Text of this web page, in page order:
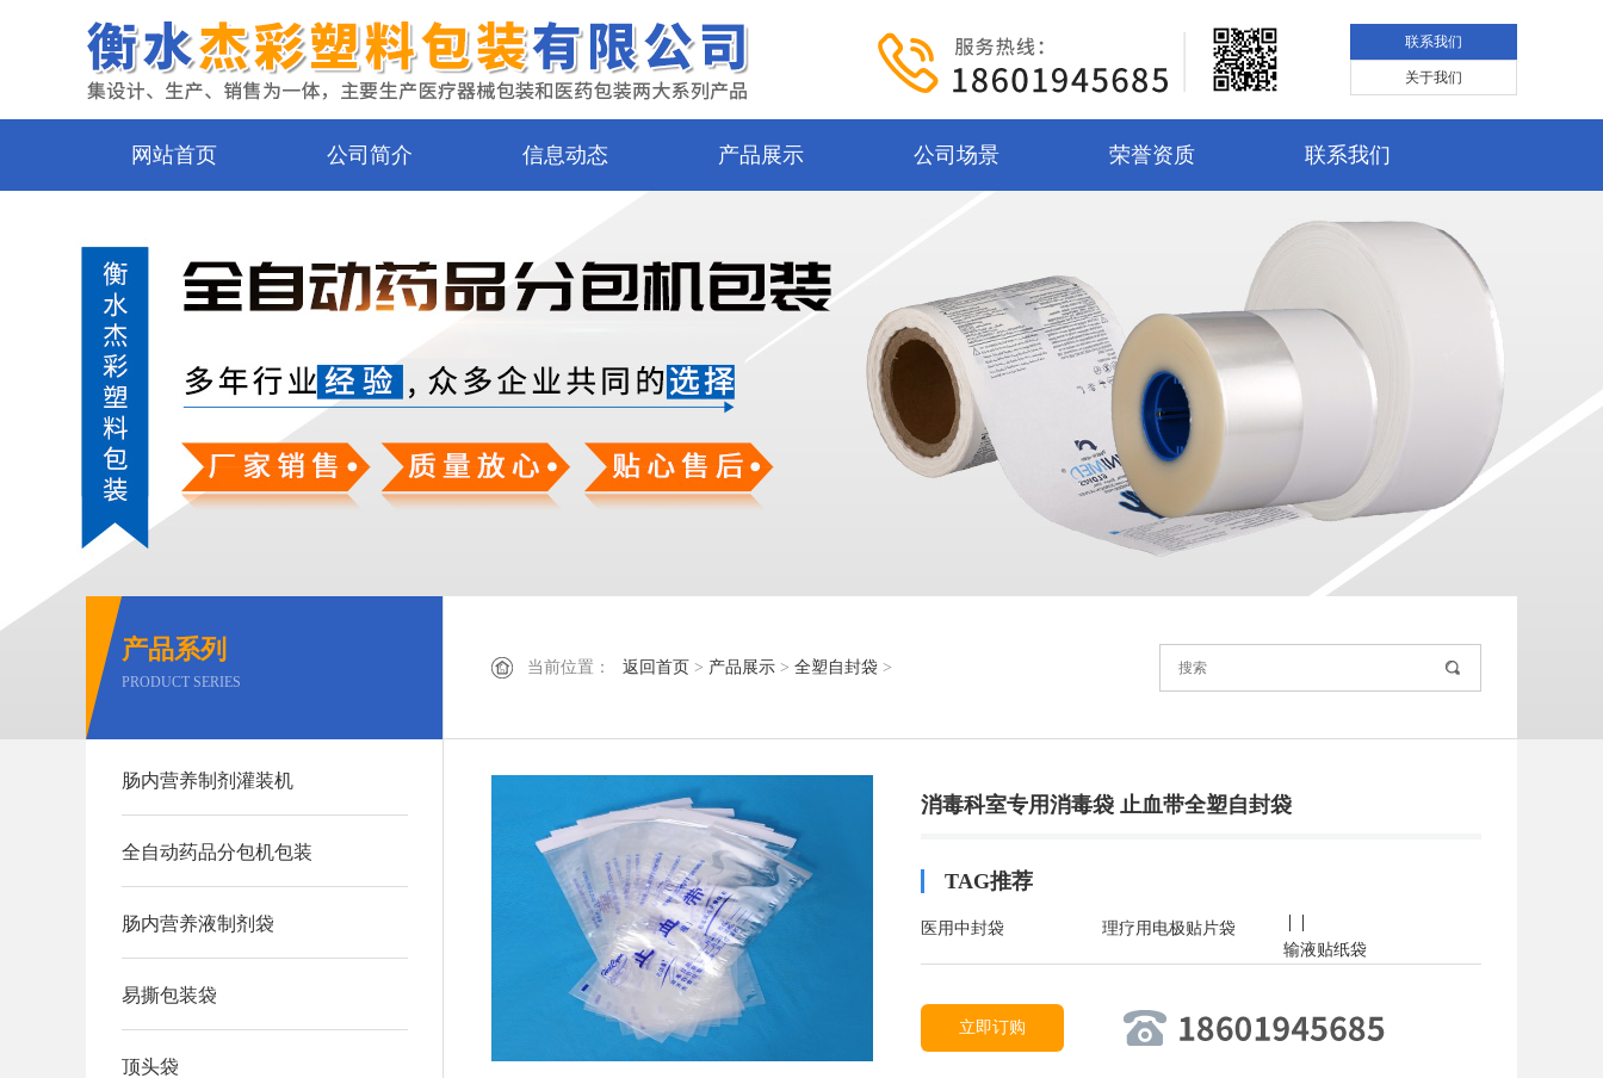
联系我们
关于我们
网站首页 公司简介 信息动态 产品展示 公司场景 荣誉资质 联系我们
产品系列
PRODUCT SERIES
肠内营养制剂灌装机
全自动药品分包机包装
肠内营养液制剂袋
易撕包装袋
顶头袋
当前位置： 返回首页 > 产品展示 > 全塑自封袋 >
消毒科室专用消毒袋 止血带全塑自封袋
TAG推荐
医用中封袋 |
理疗用电极贴片袋 |
输液贴纸袋
立即订购